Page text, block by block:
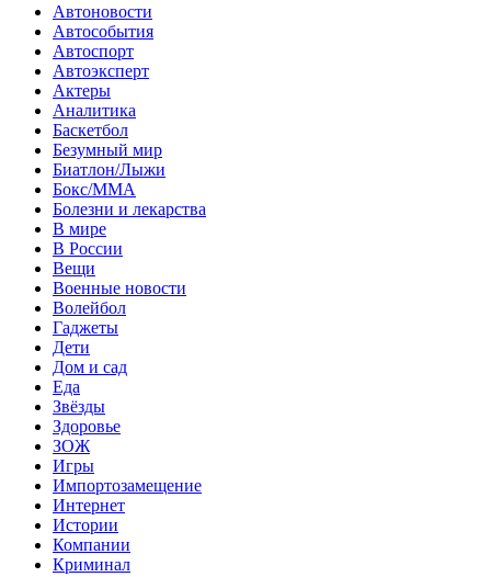
Автоновости
Автособытия
Автоспорт
Автоэксперт
Актеры
Аналитика
Баскетбол
Безумный мир
Биатлон/Лыжи
Бокс/MMA
Болезни и лекарства
В мире
В России
Вещи
Военные новости
Волейбол
Гаджеты
Дети
Дом и сад
Еда
Звёзды
Здоровье
ЗОЖ
Игры
Импортозамещение
Интернет
Истории
Компании
Криминал